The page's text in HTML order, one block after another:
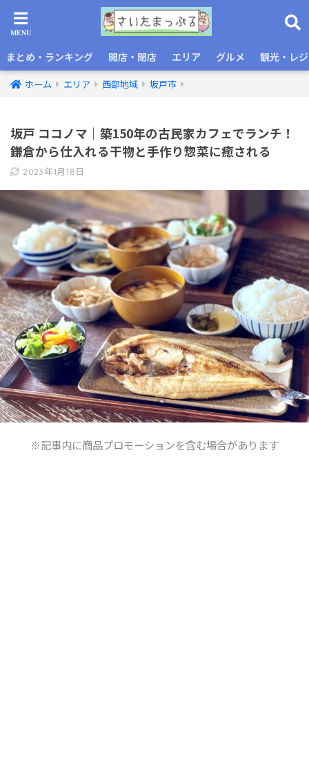
まとめ・ランキング 開店・閉店 エリア グルメ 観光・レ
ホーム エリア 西部地域 坂戸市
坂戸 ココノマ｜築150年の古民家カフェでランチ！
鎌倉から仕入れる干物と手作り惣菜に癒される
2023年1月18日
※記事内に商品プロモーションを含む場合があります